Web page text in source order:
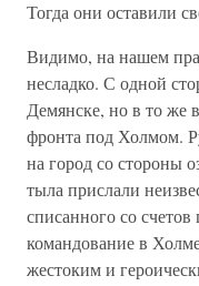
Тогда они оставили
Видимо, на нашем
несладко. С одной
Демянске, но в то же
фронта под Холмом.
на город со стороны
тыла прислали
списанного со
командование в
жестоким и